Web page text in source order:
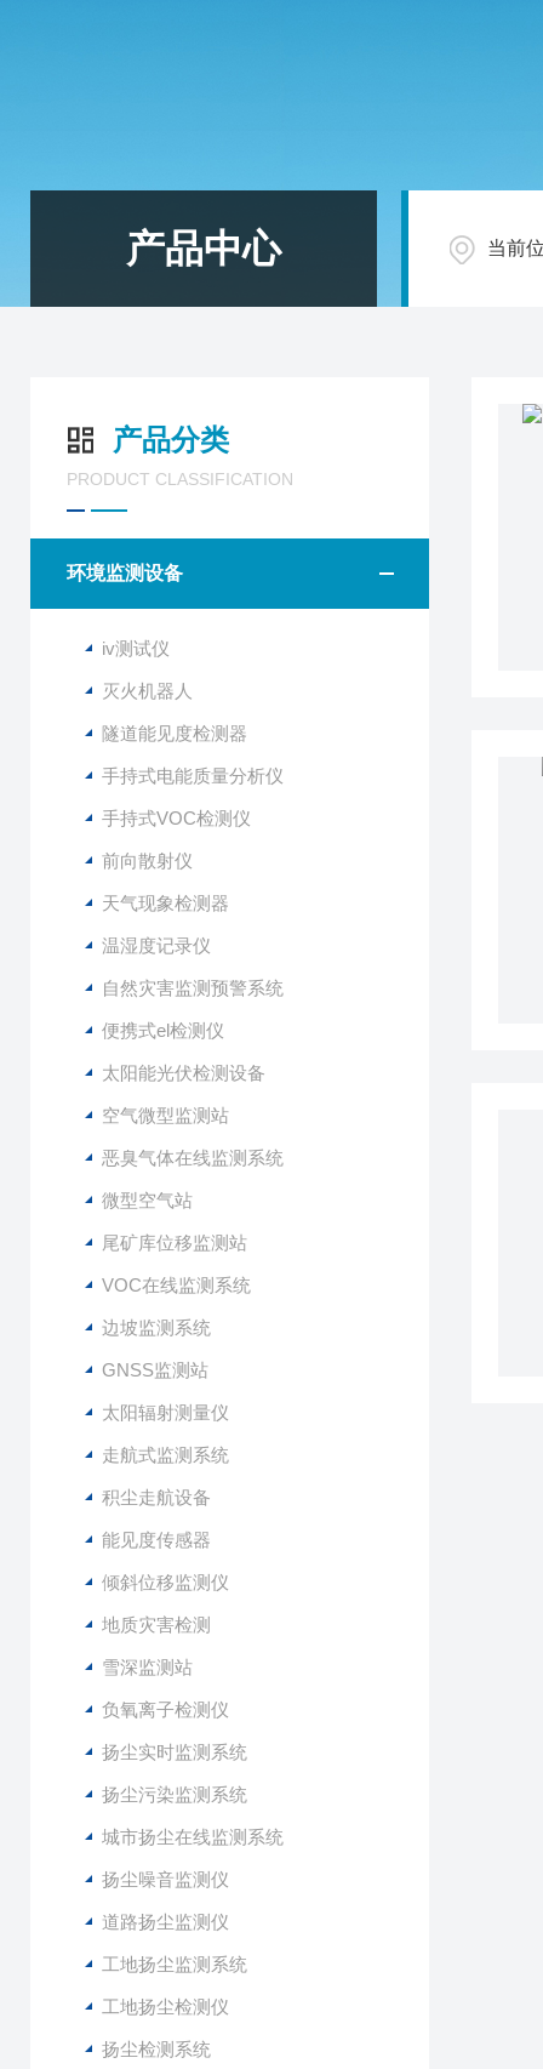
产品中心 当前
产品分类
PRODUCT CLASSIFICATION
环境监测设备
iv测试仪
灭火机器人
隧道能见度检测器
手持式电能质量分析仪
手持式VOC检测仪
前向散射仪
天气现象检测器
温湿度记录仪
自然灾害监测预警系统
便携式el检测仪
太阳能光伏检测设备
空气微型监测站
恶臭气体在线监测系统
微型空气站
尾矿库位移监测站
VOC在线监测系统
边坡监测系统
GNSS监测站
太阳辐射测量仪
走航式监测系统
积尘走航设备
能见度传感器
倾斜位移监测仪
地质灾害检测
雪深监测站
负氧离子检测仪
扬尘实时监测系统
扬尘污染监测系统
城市扬尘在线监测系统
扬尘噪音监测仪
道路扬尘监测仪
工地扬尘监测系统
工地扬尘检测仪
扬尘检测系统